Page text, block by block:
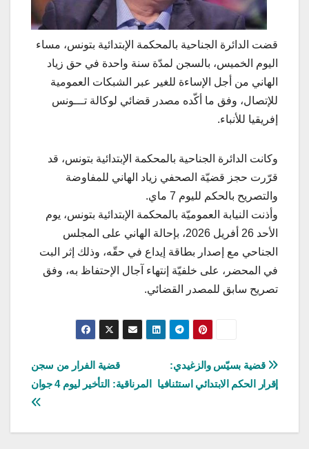
قضت الدائرة الجناحية بالمحكمة الإبتدائية بتونس، مساء
اليوم الخميس، بالسجن لمدّة سنة واحدة في حق زياد
الهاني من أجل الإساءة للغير عبر الشبكات العمومية
للإتصال، وفق ما أكّده مصدر قضائي لوكالة تـــونس
إفريقيا للأنباء.
وكانت الدائرة الجناحية بالمحكمة الإبتدائية بتونس، قد
قرّرت حجز قضيّة الصحفي زياد الهاني للمفاوضة
والتصريح بالحكم لليوم 7 ماي.
وأذنت النيابة العموميّة بالمحكمة الإبتدائية بتونس، يوم
الأحد 26 أفريل 2026، بإحالة الهاني على المجلس
الجناحي مع إصدار بطاقة إيداع في حقّه، وذلك إثر البت
في المحضر، على خلفيّة إنتهاء آجال الإحتفاظ به، وفق
تصريح سابق للمصدر القضائي.
تصفّح
المقالات
قضية الفرار من سجن
المرناقية: التأخير ليوم 4 جوان
قضية بسيّس والزغيدي:
إقرار الحكم الابتدائي استئنافيا